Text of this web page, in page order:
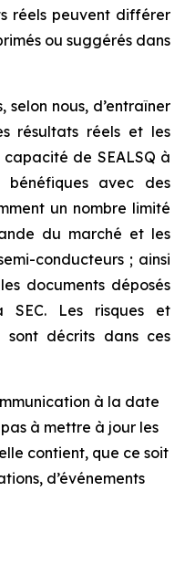
réels peuvent différer
ou suggérés dans
selon nous, d’entraîner
résultats réels et les
de SEALSQ à
bénéfiques avec des
un nombre limité
du marché et les
conducteurs ; ainsi
documents déposés
SEC. Les risques et
sont décrits dans ces
à la date
à mettre à jour les
contient, que ce soit
d’événements